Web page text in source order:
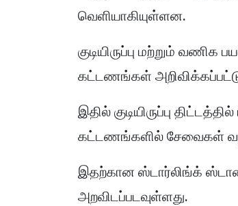
வெளியாகியுள்ளன.
குடியிருப்பு மற்றும்
கட்டணங்கள்
இதில் குடியிருப்பு
கட்டணங்களில் சேவைகள்
இதற்கான ஸ்டார்லிங்க்
அறவிடப்படவுள்ளது.